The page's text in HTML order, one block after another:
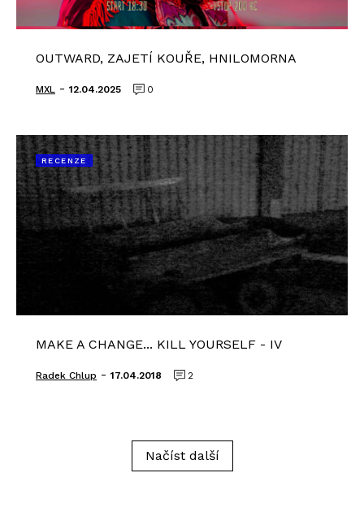
OUTWARD, ZAJETÍ KOUŘE, HNILOMORNA
MXL - 12.04.2025 0
RECENZE
MAKE A CHANGE... KILL YOURSELF - IV
Radek Chlup - 17.04.2018 2
Načíst další